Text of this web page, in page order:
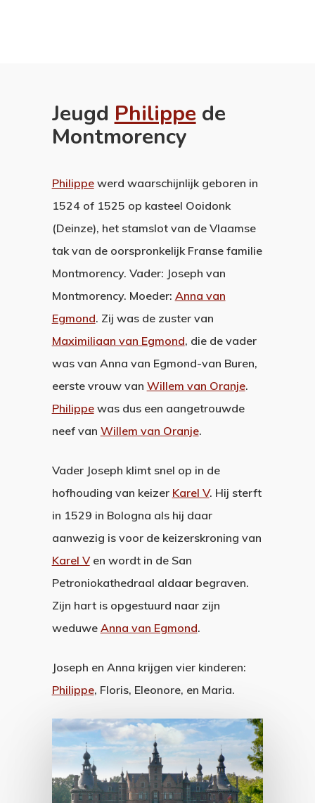
Jeugd Philippede
Montmorency
Philippewerd waarschijnlijk geboren in
1524 of 1525 op kasteel Ooidonk
(Deinze), het stamslot van de Vlaamse
tak van de oorspronkelijk Franse familie
Montmorency. Vader: Joseph van
Montmorency. Moeder: Anna van
Egmond. Zij was de zuster van
Maximiliaan van Egmond, die de vader
was van Anna van Egmond-van Buren,
eerste vrouw van Willem van Oranje.
Philippewas dus een aangetrouwde
neef van Willem van Oranje.
Vader Joseph klimt snel op in de
hofhouding van keizer Karel V. Hij sterft
in 1529 in Bologna als hij daar
aanwezig is voor de keizerskroning van
Karel Ven wordt in de San
Petroniokathedraal aldaar begraven.
Zijn hart is opgestuurd naar zijn
weduwe Anna van Egmond.
Joseph en Anna krijgen vier kinderen:
Philippe, Floris, Eleonore, en Maria.